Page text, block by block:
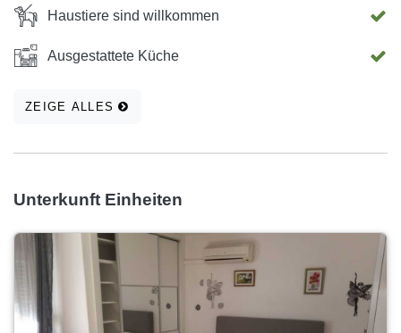
Haustiere sind willkommen
Ausgestattete Küche
ZEIGE ALLES
Unterkunft Einheiten